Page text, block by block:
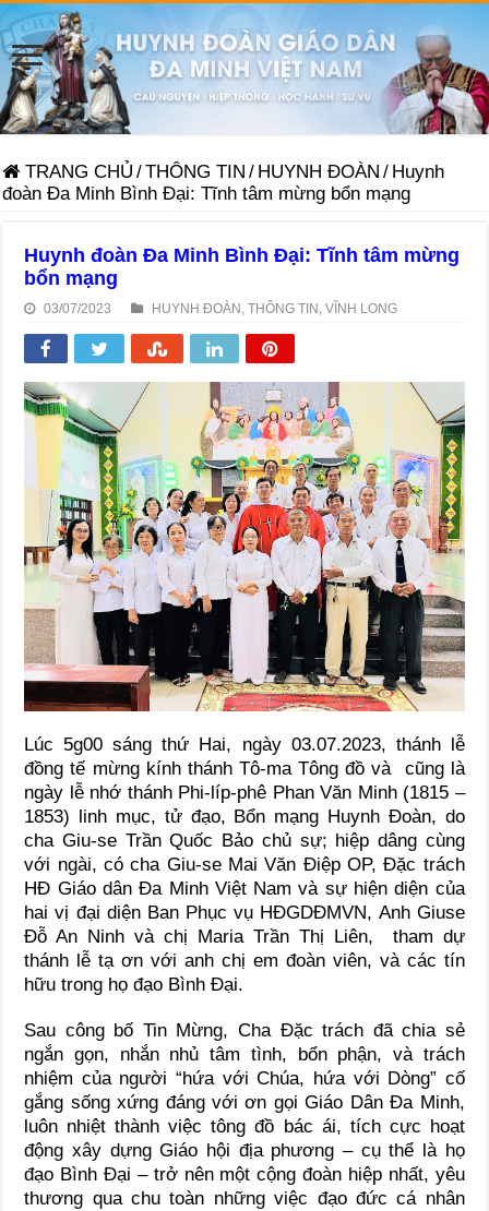
TRANG CHỦ /THÔNG TIN / HUYNH ĐOÀN / Huynh
đoàn Đa Minh Bình Đại: Tĩnh tâm mừng bổn mạng
Huynh đoàn Đa Minh Bình Đại: Tĩnh tâm mừng
bổn mạng
03/07/2023 HUYNH ĐOÀN ,THÔNG TIN ,VĨNH LONG
Lúc 5g00 sáng thứ Hai, ngày 03.07.2023, thánh lễ
đồng tế mừng kính thánh Tô-ma Tông đồ và cũng là
ngày lễ nhớ thánh Phi-líp-phê Phan Văn Minh (1815 –
1853) linh mục, tử đạo, Bổn mạng Huynh Đoàn, do
cha Giu-se Trần Quốc Bảo chủ sự; hiệp dâng cùng
với ngài, có cha Giu-se Mai Văn Điệp OP, Đặc trách
HĐ Giáo dân Đa Minh Việt Nam và sự hiện diện của
hai vị đại diện Ban Phục vụ HĐGDĐMVN, Anh Giuse
Đỗ An Ninh và chị Maria Trần Thị Liên, tham dự
thánh lễ tạ ơn với anh chị em đoàn viên, và các tín
hữu trong họ đạo Bình Đại.
Sau công bố Tin Mừng, Cha Đặc trách đã chia sẻ
ngắn gọn, nhắn nhủ tâm tình, bổn phận, và trách
nhiệm của người “hứa với Chúa, hứa với Dòng” cố
gắng sống xứng đáng với ơn gọi Giáo Dân Đa Minh,
luôn nhiệt thành việc tông đồ bác ái, tích cực hoạt
động xây dựng Giáo hội địa phương – cụ thể là họ
đạo Bình Đại – trở nên một cộng đoàn hiệp nhất, yêu
thương qua chu toàn những việc đạo đức cá nhân